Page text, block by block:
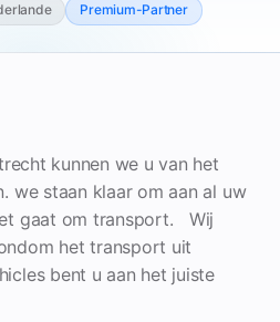
Premium-Partner
kunnen we u van het
we staan klaar om aan al uw
gaat om transport. Wij
het transport uit
bent u aan het juiste